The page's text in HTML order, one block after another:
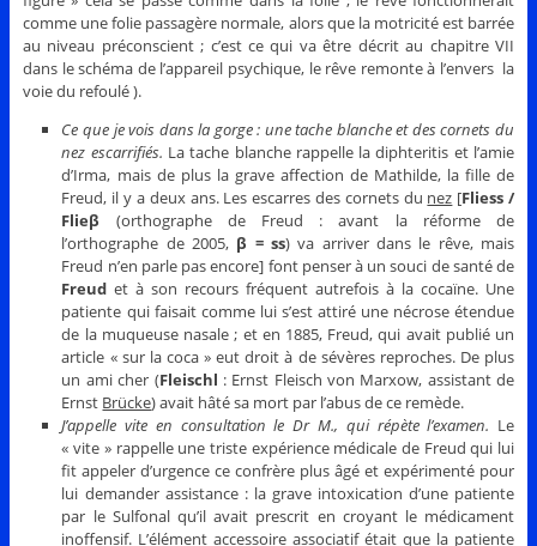
comme une folie passagère normale, alors que la motricité est barrée
au niveau préconscient ; c’est ce qui va être décrit au chapitre VII
dans le schéma de l’appareil psychique, le rêve remonte à l’envers la
voie du refoulé ).
Ce que je vois dans la gorge : une tache blanche et des cornets du
nez escarrifiés. La tache blanche rappelle la diphteritis et l’amie
d’Irma, mais de plus la grave affection de Mathilde, la fille de
Freud, il y a deux ans. Les escarres des cornets du nez [Fliess /
Flieβ (orthographe de Freud : avant la réforme de
l’orthographe de 2005, β = ss) va arriver dans le rêve, mais
Freud n’en parle pas encore] font penser à un souci de santé de
Freud et à son recours fréquent autrefois à la cocaïne. Une
patiente qui faisait comme lui s’est attiré une nécrose étendue
de la muqueuse nasale ; et en 1885, Freud, qui avait publié un
article « sur la coca » eut droit à de sévères reproches. De plus
un ami cher (Fleischl : Ernst Fleisch von Marxow, assistant de
Ernst Brücke) avait hâté sa mort par l’abus de ce remède.
J’appelle vite en consultation le Dr M., qui répète l’examen. Le
« vite » rappelle une triste expérience médicale de Freud qui lui
fit appeler d’urgence ce confrère plus âgé et expérimenté pour
lui demander assistance : la grave intoxication d’une patiente
par le Sulfonal qu’il avait prescrit en croyant le médicament
inoffensif. L’élément accessoire associatif était que la patiente